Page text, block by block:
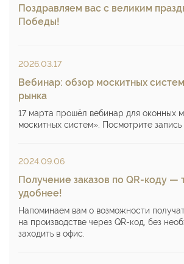
Поздравляем вас с великим
Победы!
2026.03.17
Вебинар: обзор москитных
рынка
17 марта прошёл вебинар для оконных
москитных систем». Посмотрите запись
2024.09.06
Получение заказов по QR-коду —
удобнее!
Напоминаем вам о возможности
на производстве через QR-код, без
заходить в офис.